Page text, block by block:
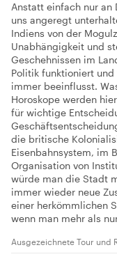
Anstatt einfach nur an
uns angeregt
Indiens von der
Unabhängigkeit und
Geschehnissen im
Politik funktioniert
immer beeinflusst.
Horoskope werden
für wichtige
die britische
Eisenbahnsystem, im
Organisation von
würde man die Stadt
immer wieder neue
einer herkömmlichen
wenn man mehr als
Ausgezeichnete Tour und